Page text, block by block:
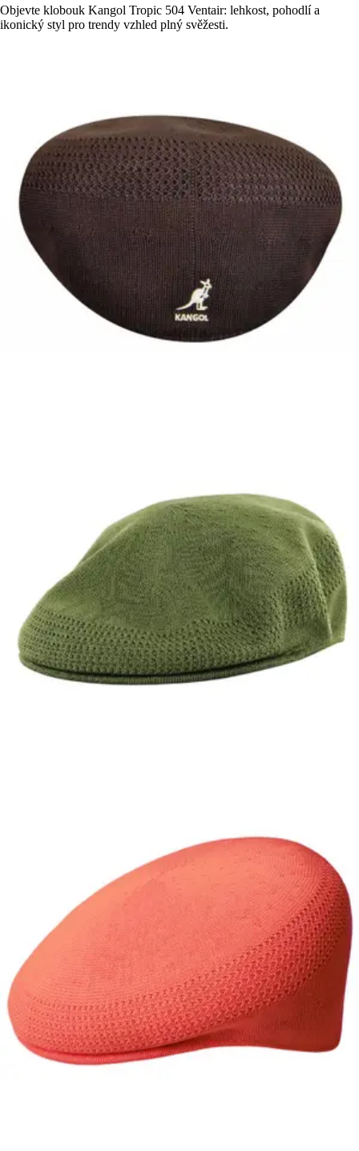
Objevte klobouk Kangol Tropic 504 Ventair: lehkost, pohodlí a
ikonický styl pro trendy vzhled plný svěžesti.